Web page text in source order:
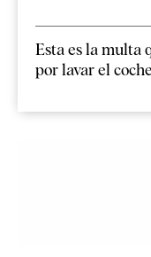
Esta es la multa
por lavar el